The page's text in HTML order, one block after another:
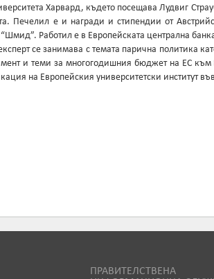
Харвард, където посещава Лудвиг
Печелил е и награди и стипендии от
Работил е в Европейската централна
се занимава с темата парична политика
и теми за многогодишния бюджет на ЕС
на Европейския университетски институт
ПРАВИТЕЛСТВЕНА